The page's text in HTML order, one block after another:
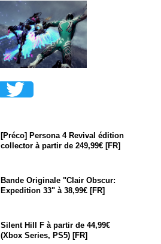
[Préco] Persona 4 Revival édition
collector à partir de 249,99€ [FR]
Bande Originale "Clair Obscur:
Expedition 33" à 38,99€ [FR]
Silent Hill F à partir de 44,99€
(Xbox Series, PS5) [FR]